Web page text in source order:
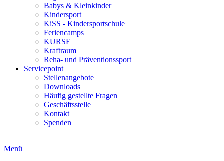
Babys & Kleinkinder
Kindersport
KiSS - Kindersportschule
Feriencamps
KURSE
Kraftraum
Reha- und Präventionssport
Servicepoint
Stellenangebote
Downloads
Häufig gestellte Fragen
Geschäftsstelle
Kontakt
Spenden
Menü